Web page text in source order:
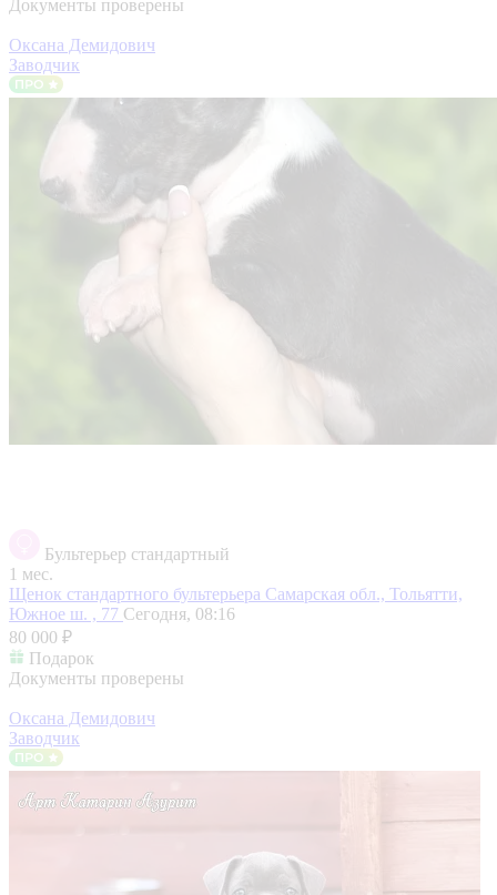
Документы проверены
Оксана Демидович
Заводчик
Бультерьер стандартный
1 мес.
Щенок стандартного бультерьера Самарская обл., Тольятти,
Южное ш. , 77 Сегодня, 08:16
80 000 ₽
Подарок
Документы проверены
Оксана Демидович
Заводчик